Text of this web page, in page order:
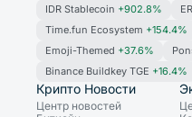
IDR Stablecoin +902.8%
Time.fun Ecosystem +154.4%
Emoji-Themed +37.6%
Binance Buildkey TGE +16.4%
Крипто Новости
Центр новостей